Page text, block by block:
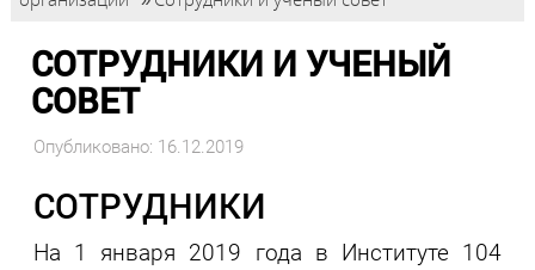
СОТРУДНИКИ И УЧЕНЫЙ
СОВЕТ
Опубликовано: 16.12.2019
СОТРУДНИКИ
На 1 января 2019 года в Институте 104